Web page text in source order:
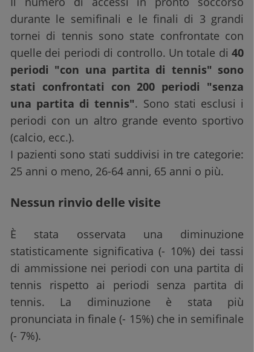
durante le semifinali e le finali di 3 grandi
tornei di tennis sono state confrontate con
quelle dei periodi di controllo. Un totale di 40
periodi "con una partita di tennis" sono
stati confrontati con 200 periodi "senza
una partita di tennis". Sono stati esclusi i
periodi con un altro grande evento sportivo
(calcio, ecc.).
I pazienti sono stati suddivisi in tre categorie:
25 anni o meno, 26-64 anni, 65 anni o più.
Nessun rinvio delle visite
È stata osservata una diminuzione
statisticamente significativa (- 10%) dei tassi
di ammissione nei periodi con una partita di
tennis rispetto ai periodi senza partita di
tennis. La diminuzione è stata più
pronunciata in finale (- 15%) che in semifinale
(- 7%).